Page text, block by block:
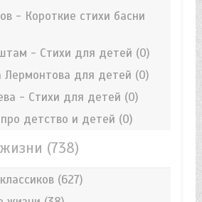
- Короткие стихи басни
- Стихи для детей (0)
Лермонтова для детей (0)
- Стихи для детей (0)
детство и детей (0)
(738)
(627)